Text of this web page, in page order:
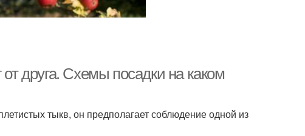
друга. Схемы посадки на каком
тыкв, он предполагает соблюдение одной из